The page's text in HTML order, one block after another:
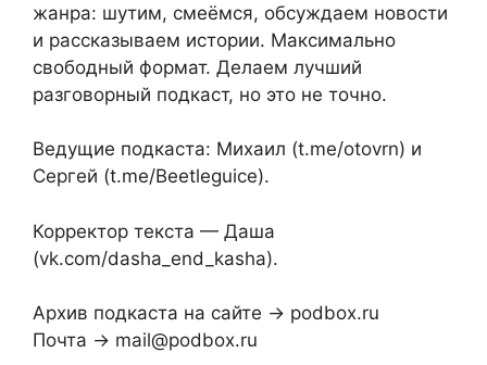
жанра: шутим, смеёмся, обсуждаем новости
и рассказываем истории. Максимально
свободный формат. Делаем лучший
разговорный подкаст, но это не точно.
Ведущие подкаста: Михаил (t.me/otovrn) и
Сергей (t.me/Beetleguice).
Корректор текста — Даша
(vk.com/dasha_end_kasha).
Архив подкаста на сайте → podbox.ru
Почта → mail@podbox.ru